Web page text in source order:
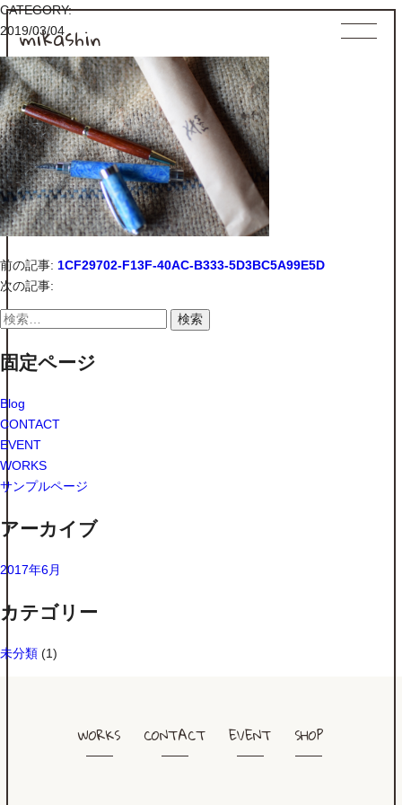
mikashin
CATEGORY:
2019/03/04
前の記事: 1CF29702-F13F-40AC-B333-5D3BC5A99E5D
次の記事:
検
固定ページ
Blog
CONTACT
EVENT
WORKS
サンプルページ
アーカイブ
2017年6月
カテゴリー
未分類 (1)
WORKS CONTACT EVENT SHOP